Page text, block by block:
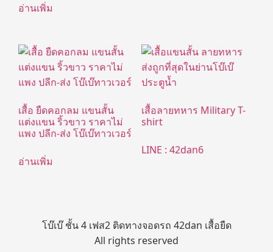
อ่านเพิ่ม
เสื้อ ยืดคอกลม แขนสั้น
แต่งแขน ริ้วขาว ราคาไม่
แพง ปลีก-ส่ง โบ๊เบ๊ทาวเวอร์
อ่านเพิ่ม
เสื้อลายทหาร Military T-
shirt
LINE : 42dan6
โบ๊เบ๊ ชั้น 4 เฟส2 ติดทางจอดรถ 42dan เสื้อยืด
All rights reserved